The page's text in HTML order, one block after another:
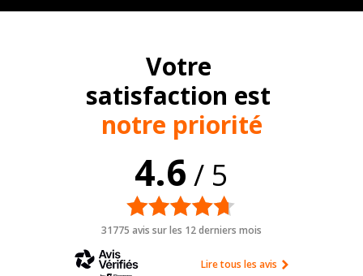
Votre
satisfaction est
notre priorité
4.6 / 5
31775 avis sur les 12 derniers mois
Lire tous les avis